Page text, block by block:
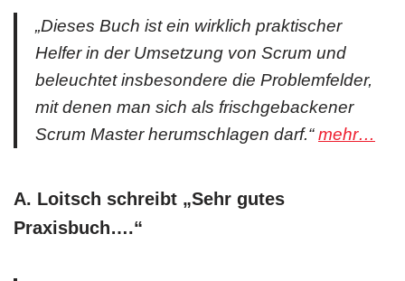
„Dieses Buch ist ein wirklich praktischer
Helfer in der Umsetzung von Scrum und
beleuchtet insbesondere die Problemfelder,
mit denen man sich als frischgebackener
Scrum Master herumschlagen darf.“mehr…
A. Loitsch schreibt „Sehr gutes
Praxisbuch….“